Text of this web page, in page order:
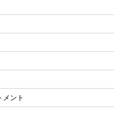
メント